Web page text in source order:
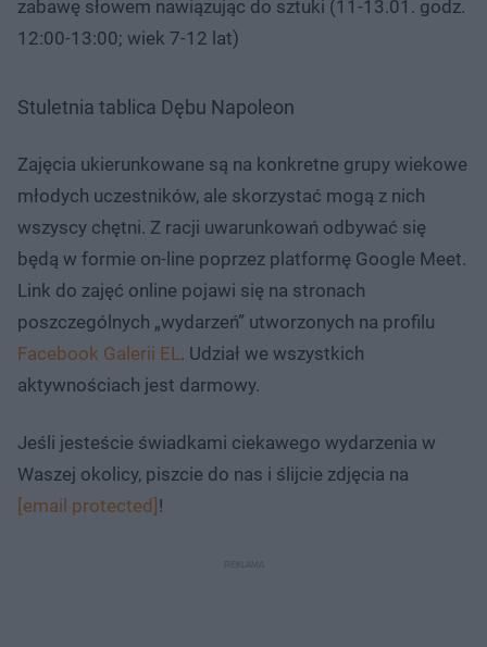
zabawę słowem nawiązując do sztuki (11-13.01. godz.
12:00-13:00; wiek 7-12 lat)
Stuletnia tablica Dębu Napoleon
Zajęcia ukierunkowane są na konkretne grupy wiekowe
młodych uczestników, ale skorzystać mogą z nich
wszyscy chętni. Z racji uwarunkowań odbywać się
będą w formie on-line poprzez platformę Google Meet.
Link do zajęć online pojawi się na stronach
poszczególnych „wydarzeń” utworzonych na profilu
Facebook Galerii EL . Udział we wszystkich
aktywnościach jest darmowy.
Jeśli jesteście świadkami ciekawego wydarzenia w
Waszej okolicy, piszcie do nas i ślijcie zdjęcia na
[email protected] !